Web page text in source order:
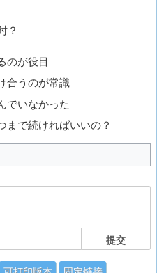
？
のが役目
合うのが常識
でいなかった
まで続ければいいの？
提交